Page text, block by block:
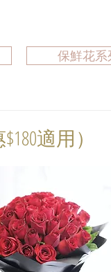
保鮮花系
適用）